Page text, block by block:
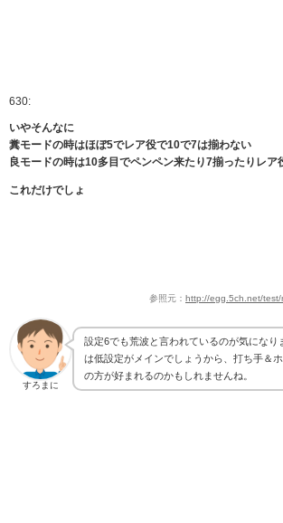
630:
いやそんなに
糞モードの時はほぼ5でレア役で10で7は揃わない
良モードの時は10多目でペンペン来たり7揃ったりレア
これだけでしょ
参照元： http://egg.5ch.net/
すろまに
設定6でも荒波と言われているのが気になり
は低設定がメインでしょうから、打ち手＆
の方が好まれるのかもしれませんね。